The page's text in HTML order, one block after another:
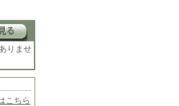
りませ
こちら